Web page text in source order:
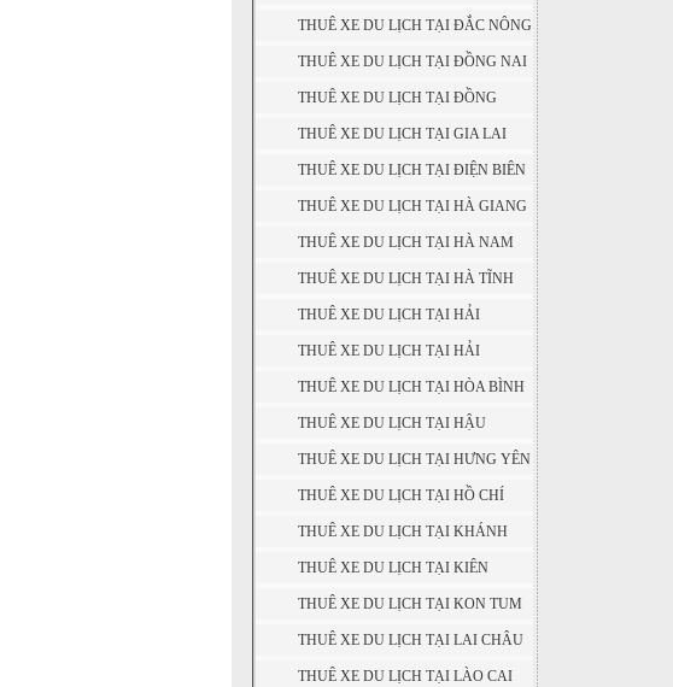
THUÊ XE DU LỊCH TẠI ĐẮC NÔNG
THUÊ XE DU LỊCH TẠI ĐỒNG NAI
THUÊ XE DU LỊCH TẠI ĐỒNG
THÁP
THUÊ XE DU LỊCH TẠI GIA LAI
THUÊ XE DU LỊCH TẠI ĐIỆN BIÊN
THUÊ XE DU LỊCH TẠI HÀ GIANG
THUÊ XE DU LỊCH TẠI HÀ NAM
THUÊ XE DU LỊCH TẠI HÀ TĨNH
THUÊ XE DU LỊCH TẠI HẢI
DƯƠNG
THUÊ XE DU LỊCH TẠI HẢI
PHÒNG
THUÊ XE DU LỊCH TẠI HÒA BÌNH
THUÊ XE DU LỊCH TẠI HẬU
GIANG
THUÊ XE DU LỊCH TẠI HƯNG YÊN
THUÊ XE DU LỊCH TẠI HỒ CHÍ
MINH
THUÊ XE DU LỊCH TẠI KHÁNH
HÒA
THUÊ XE DU LỊCH TẠI KIÊN
GIANG
THUÊ XE DU LỊCH TẠI KON TUM
THUÊ XE DU LỊCH TẠI LAI CHÂU
THUÊ XE DU LỊCH TẠI LÀO CAI